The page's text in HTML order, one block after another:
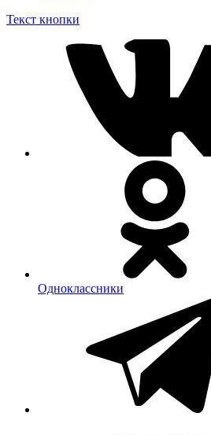
Текст кнопки
Одноклассники